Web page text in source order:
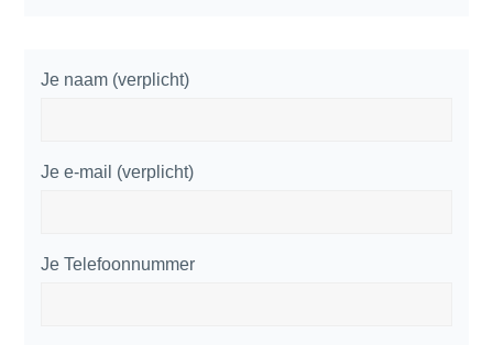
Je naam (verplicht)
Je e-mail (verplicht)
Je Telefoonnummer